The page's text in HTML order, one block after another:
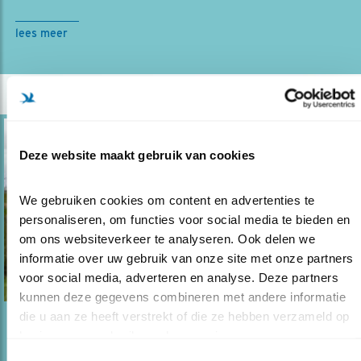
Deze website maakt gebruik van cookies
We gebruiken cookies om content en advertenties te
personaliseren, om functies voor social media te bieden en
om ons websiteverkeer te analyseren. Ook delen we
informatie over uw gebruik van onze site met onze partners
voor social media, adverteren en analyse. Deze partners
kunnen deze gegevens combineren met andere informatie
die u aan ze heeft verstrekt of die ze hebben verzameld op
lees meer